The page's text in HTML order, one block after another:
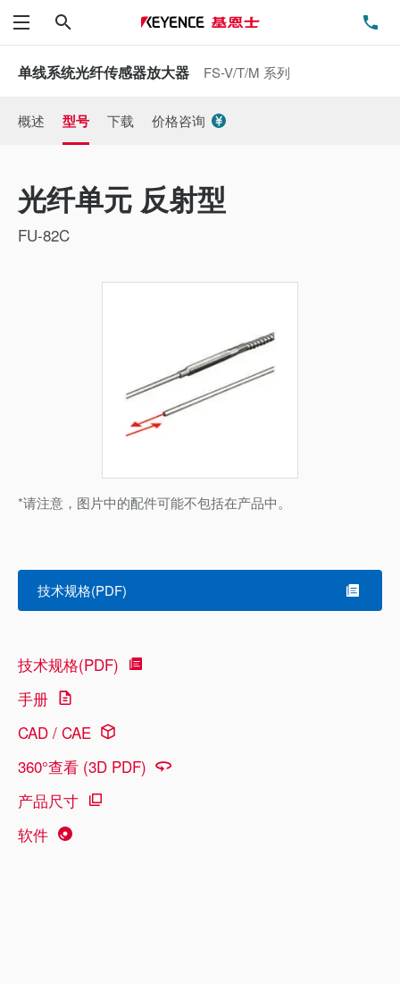
菜单
单线系统光纤传感器放大器 FS-V/T/M 系列
概述 型号 下载 价格咨询
光纤单元 反射型
FU-82C
*请注意，图片中的配件可能不包括在产品中。
技术规格(PDF)
技术规格(PDF)
手册
CAD / CAE
360°查看 (3D PDF)
产品尺寸
软件